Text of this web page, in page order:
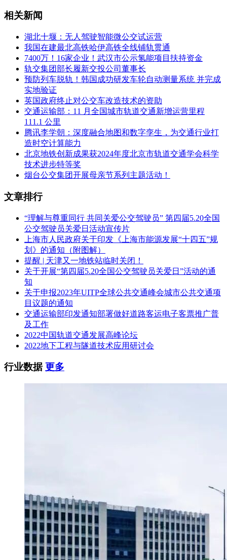
相关新闻
湖北十堰：无人驾驶智能微公交试运营
我国在建最北高铁哈伊高铁全线铺轨贯通
7400万！16家企业！武汉市公示氢能项目扶持资金
轨交集团部长履新交投公司董事长
预防列车脱轨！韩国成功研发车轮自动测量系统 并完成
实地验证
英国政府终止对公交车改造技术的资助
交通运输部：11 月全国城市轨道交通新增运营里程
111.1 公里
腾讯李学朝：深度融合地图和数字孪生，为交通行业打
造时空计算能力
北京地铁创新成果获2024年度北京市轨道交通学会科学
技术进步特等奖
烟台公交集团开展母亲节系列主题活动！
文章排行
“理解与尊重同行 共同关爱公交驾驶员” 第四届5.20全国
公交驾驶员关爱日活动宣传片
上海市人民政府关于印发《上海市能源发展“十四五”规
划》的通知（附图解）
提醒 | 天津又一地铁站临时关闭！
关于开展“第四届5.20全国公交驾驶员关爱日”活动的通
知
关于申报2023年UITP全球公共交通峰会城市公共交通项
目议题的通知
交通运输部印发通知部署做好道路客运电子客票推广普
及工作
2022中国轨道交通发展高峰论坛
2022地下工程与隧道技术应用研讨会
行业数据更多